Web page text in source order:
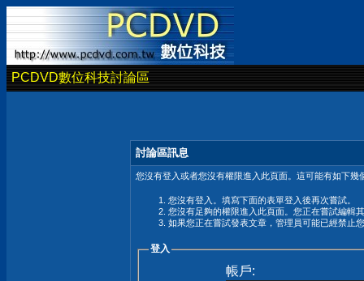
PCDVD數位科技討論區
討論區訊息
您沒有登入或者您沒有權限進入此頁面。這可能有如下幾
您沒有登入。填寫下面的表單登入後再次嘗試。
您沒有足夠的權限進入此頁面。您正在嘗試編輯
如果您正在嘗試發表文章，管理員可能已經禁止
登入
帳戶: